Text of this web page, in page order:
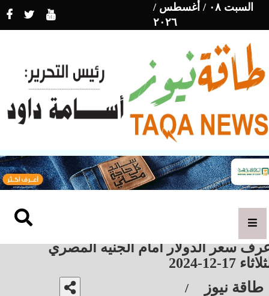
السبت ٠٨ / أغسطس /
٢٠٢٦
سعر الدولار أمام الجنيه المصري
17-12-2024
طاقة نيوز /